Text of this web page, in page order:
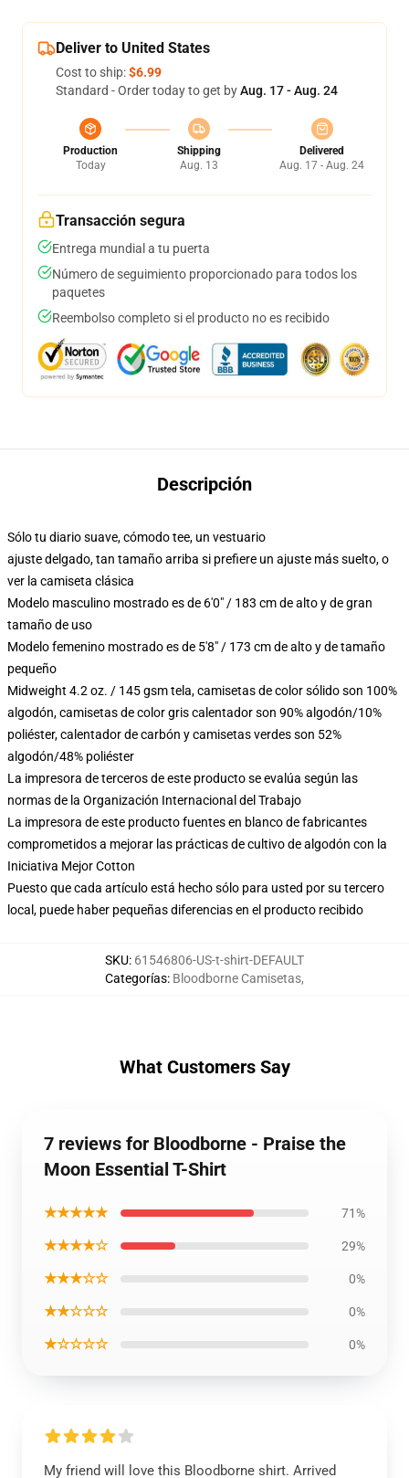
Deliver to United States
Cost to ship:$6.99
Standard - Order today to get byAug. 17 - Aug. 24
Production
Today
Shipping
Aug. 13
Delivered
Aug. 17 - Aug. 24
Transacción segura
Entrega mundial a tu puerta
Número de seguimiento proporcionado para todos los
paquetes
Reembolso completo si el producto no es recibido
Descripción
Sólo tu diario suave, cómodo tee, un vestuario
ajuste delgado, tan tamaño arriba si prefiere un ajuste más suelto, o
ver la camiseta clásica
Modelo masculino mostrado es de 6'0" / 183 cm de alto y de gran
tamaño de uso
Modelo femenino mostrado es de 5'8" / 173 cm de alto y de tamaño
pequeño
Midweight 4.2 oz. / 145 gsm tela, camisetas de color sólido son 100%
algodón, camisetas de color gris calentador son 90% algodón/10%
poliéster, calentador de carbón y camisetas verdes son 52%
algodón/48% poliéster
La impresora de terceros de este producto se evalúa según las
normas de la Organización Internacional del Trabajo
La impresora de este producto fuentes en blanco de fabricantes
comprometidos a mejorar las prácticas de cultivo de algodón con la
Iniciativa Mejor Cotton
Puesto que cada artículo está hecho sólo para usted por su tercero
local, puede haber pequeñas diferencias en el producto recibido
SKU: 61546806-US-t-shirt-DEFAULT
Categorías: Bloodborne Camisetas,
What Customers Say
7 reviews for Bloodborne - Praise the
Moon Essential T-Shirt
★★★★★ 71%
★★★★☆ 29%
★★★☆☆ 0%
★★☆☆☆ 0%
★☆☆☆☆ 0%
My friend will love this Bloodborne shirt. Arrived